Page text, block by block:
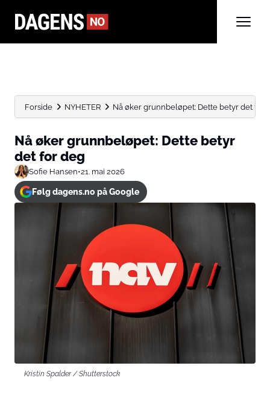
Forside NYHETER Nå øker grunnbeløpet: Dette betyr det for
Nå øker grunnbeløpet: Dette betyr
det for deg
Sofie Hansen•21. mai 2026
Følg dagens.no på Google
Kristin Spalder / Shutterstock